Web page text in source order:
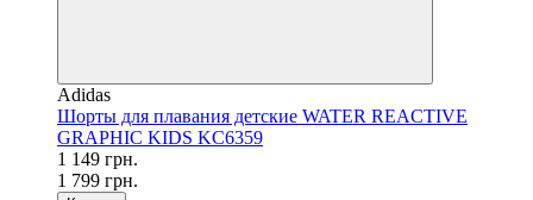
Adidas
Шорты для плавания детские WATER REACTIVE
GRAPHIC KIDS KC6359
1 149 грн.
1 799 грн.